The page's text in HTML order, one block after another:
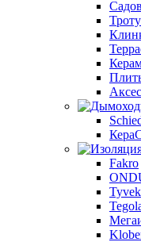
Fakro
Tyvek